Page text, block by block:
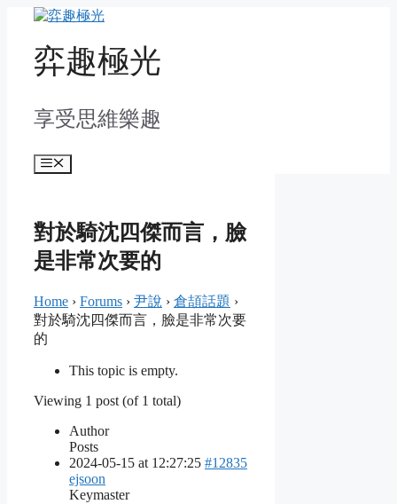
content弈趣極光
享受思維樂趣
Menu
對於騎沈四傑而言，臉
是非常次要的
Home › Forums › 尹說 › 倉頡話題 ›
對於騎沈四傑而言，臉是非常次要
的
This topic is empty.
Viewing 1 post (of 1 total)
Author
Posts
2024-05-15 at 12:27:25 #12835
ejsoon
Keymaster